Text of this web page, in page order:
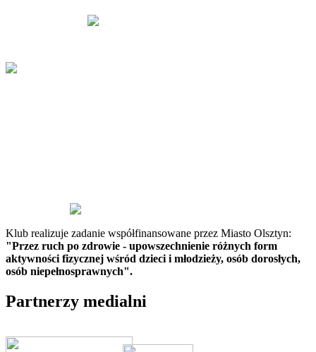
Klub realizuje zadanie współfinansowane przez Miasto Olsztyn:
"Przez ruch po zdrowie - upowszechnienie różnych form
aktywności fizycznej wśród dzieci i młodzieży, osób dorosłych,
osób niepełnosprawnych".
Partnerzy medialni